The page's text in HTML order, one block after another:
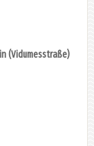
(Vidumesstraße)